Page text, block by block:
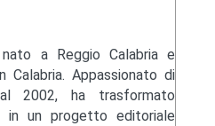
a Reggio Calabria e
Calabria. Appassionato di
2002, ha trasformato
in un progetto editoriale